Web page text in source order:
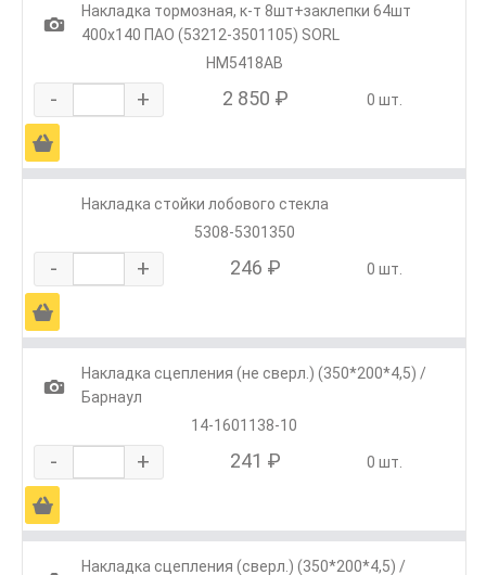
1
Накладка тормозная, к-т 8шт+заклепки 64шт
400х140 ПАО (53212-3501105) SORL
HM5418AB
- + 2 850 ₽ 0 шт.
Ä
Накладка стойки лобового стекла
5308-5301350
- + 246 ₽ 0 шт.
Ä
1
Накладка сцепления (не сверл.) (350*200*4,5) /
Барнаул
14-1601138-10
- + 241 ₽ 0 шт.
Ä
Накладка сцепления (сверл.) (350*200*4,5) /